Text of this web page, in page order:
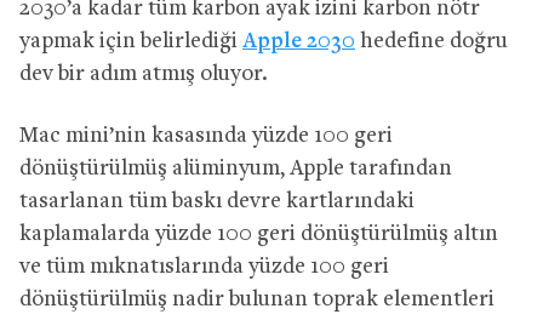
2030’a kadar tüm karbon ayak izini karbon nötr
yapmak için belirlediği Apple 2030 hedefine doğru
dev bir adım atmış oluyor.
Mac mini’nin kasasında yüzde 100 geri
dönüştürülmüş alüminyum, Apple tarafından
tasarlanan tüm baskı devre kartlarındaki
kaplamalarda yüzde 100 geri dönüştürülmüş altın
ve tüm mıknatıslarında yüzde 100 geri
dönüştürülmüş nadir bulunan toprak elementleri